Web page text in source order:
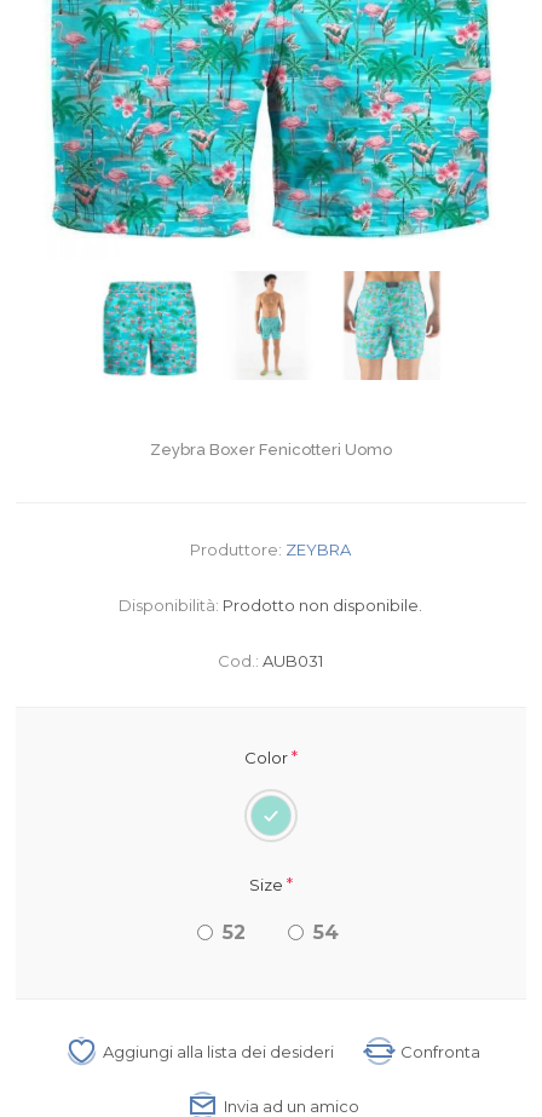
Zeybra Boxer Fenicotteri Uomo
Produttore: ZEYBRA
Disponibilità: Prodotto non disponibile.
Cod.: AUB031
Color*
Size *
52 54
Aggiungi alla lista dei desideri Confronta
Invia ad un amico